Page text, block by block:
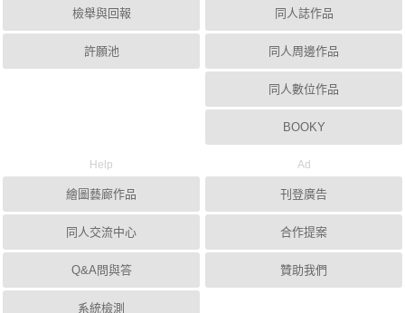
檢舉與回報
許願池
同人誌作品
同人周邊作品
同人數位作品
BOOKY
Help
繪圖藝廊作品
同人交流中心
Q&A問與答
系統檢測
Ad
刊登廣告
合作提案
贊助我們